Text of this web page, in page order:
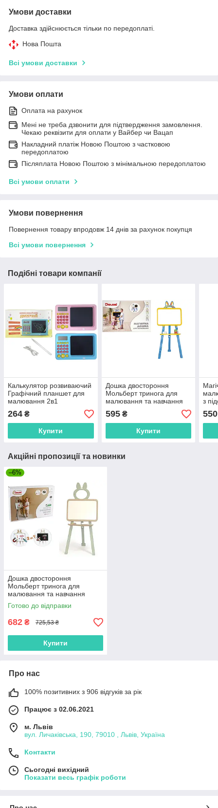
Умови доставки
Доставка здійснюється тільки по передоплаті.
Нова Пошта
Всі умови доставки
Умови оплати
Оплата на рахунок
Мені не треба дзвонити для підтвердження замовлення.
Чекаю реквізити для оплати у Вайбер чи Вацап
Накладний платіж Новою Поштою з частковою
передоплатою
Післяплата Новою Поштою з мінімальною передоплатою
Всі умови оплати
Умови повернення
Повернення товару впродовж 14 днів за рахунок покупця
Всі умови повернення
Подібні товари компанії
Калькулятор розвиваючий
Графічний планшет для
малювання 2в1
українською мовою
C0067U
264 ₴
Купити
Дошка двостороння
Мольберт тринога для
малювання та навчання
магнітний 013777 DOLONI
595₴
Купити
з
550
Акційні пропозиції та новинки
–6%
Дошка двостороння
Мольберт тринога для
малювання та навчання
магнітний Eco Biege
013777/01eco Doloni
Готово до відправки
682 ₴ 725,53 ₴
Купити
Про нас
100% позитивних з 906 відгуків за рік
Працює з 02.06.2021
м. Львів
вул. Личаківська, 190, 79010 , Львів, Україна
Контакти
Сьогодні вихідний
Показати весь графік роботи